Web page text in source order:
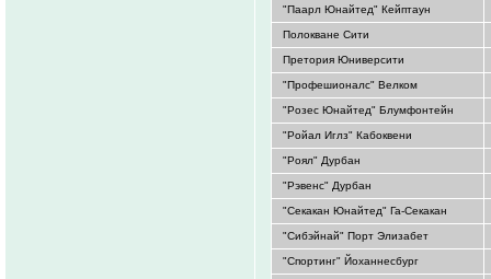
"Паарл Юнайтед" Кейптаун
Полокване Сити
Претория Юниверсити
"Профешионалс" Велком
"Розес Юнайтед" Блумфонтейн
"Ройал Иглз" Кабоквени
"Роял" Дурбан
"Рэвенс" Дурбан
"Секакан Юнайтед" Га-Секакан
"Сибэйнай" Порт Элизабет
"Спортинг" Йоханнесбург